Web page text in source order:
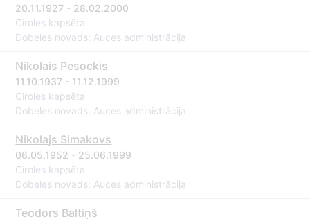
20.11.1927 - 28.02.2000
Ciroles kapsēta
Dobeles novads: Auces administrācija
Nikolais Pesockis
11.10.1937 - 11.12.1999
Ciroles kapsēta
Dobeles novads: Auces administrācija
Nikolajs Simakovs
06.05.1952 - 25.06.1999
Ciroles kapsēta
Dobeles novads: Auces administrācija
Teodors Baltiņš